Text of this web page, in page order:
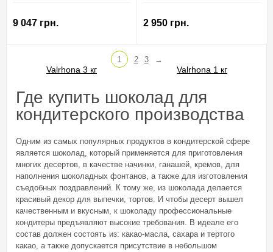
9 047 грн. 2 950 грн.
1 2 3 →
Где купить шоколад для
кондитерского производства
Одним из самых популярных продуктов в кондитерской сфере
является шоколад, который применяется для приготовления
многих десертов, в качестве начинки, ганашей, кремов, для
наполнения шоколадных фонтанов, а также для изготовления
съедобных поздравлений. К тому же, из шоколада делается
красивый декор для выпечки, тортов. И чтобы десерт вышел
качественным и вкусным, к шоколаду профессиональные
кондитеры предъявляют высокие требования. В идеале его
состав должен состоять из: какао-масла, сахара и тертого
какао, а также допускается присутствие в небольшом